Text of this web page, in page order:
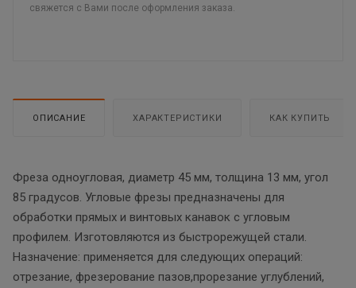
свяжется с Вами после оформления заказа.
ОПИСАНИЕ ХАРАКТЕРИСТИКИ КАК КУПИТЬ
Фреза одноугловая, диаметр 45 мм, толщина 13 мм, угол
85 градусов. Угловые фрезы предназначены для
обработки прямых и винтовых канавок с угловым
профилем. Изготовляются из быстрорежущей стали.
Назначение: применяется для следующих операций:
отрезание, фрезерование пазов,прорезание углублений,